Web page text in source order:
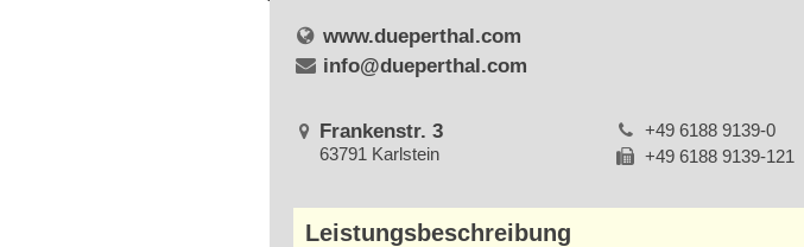
www.dueperthal.com
info@dueperthal.com
Frankenstr. 3
63791 Karlstein
+49 6188 9139-0
+49 6188 9139-121
Leistungsbeschreibung